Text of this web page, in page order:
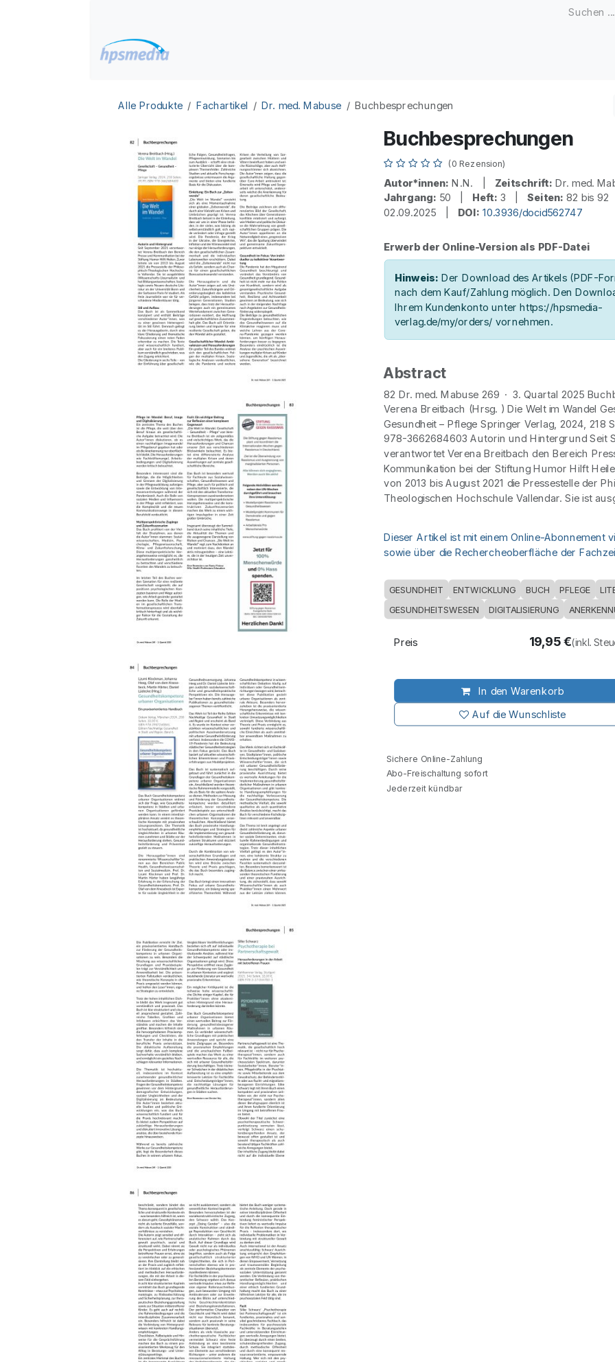
Alle Produkte Fachartikel Dr. med. Mabuse Buchbesprechungen
Buchbesprechungen
(0 Rezension)
Autor*innen: N.N. | Zeitschrift: Dr. med.
Jahrgang: 50 | Heft: 3 |Seiten: 82 bis
02.09.2025 | DOI: 10.3936/docid562747
Erwerb der Online-Version als PDF-Datei
Hinweis: Der Download des Artikels (PDF-
nach dem Kauf/Zahlung möglich. Den
Ihrem Kundenkonto unter https://hpsmedia-
verlag.de/my/orders/ vornehmen.
Abstract
82 Dr. med. Mabuse 269 · 3. Quartal 2025
Verena Breitbach (Hrsg. ) Die Welt im Wandel
Gesundheit – Pflege Springer Verlag, 2024, 218
978-3662684603 Autorin und Hintergrund Seit
verantwortet Verena Breitbach den Bereich
Kommunikation bei der Stiftung Humor Hilft
von 2013 bis August 2021 die Pressestelle der
Theologischen Hochschule Vallendar. Sie ist
Dieser Artikel ist mit einem Online-Abonnement
sowie über die Rechercheoberfläche der
GESUNDHEIT ENTWICKLUNG BUCH PFLEGE
GESUNDHEITSWESEN
DIGITALISIERUNG
In den Warenkorb
Auf die Wunschliste
Preis 19,95€(inkl.
Sichere Online-Zahlung
Abo-Freischaltung sofort
Jederzeit kündbar